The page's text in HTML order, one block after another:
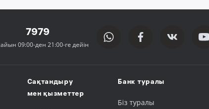
7979
09:00-ден 21:00-ге дейін
Сақтандыру
мен қызметтер
Банк туралы
Біз туралы